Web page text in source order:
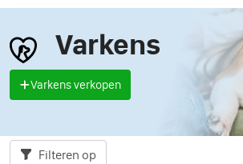
Varkens
Varkens verkopen
Filteren op